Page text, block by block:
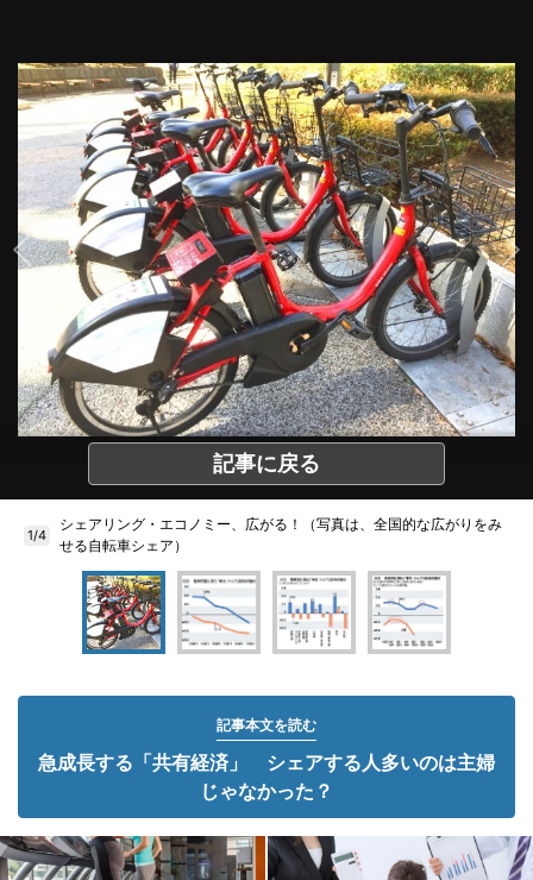
記事に戻る
1/4
シェアリング・エコノミー、広がる！（写真は、全国的な広がりをみ
せる自転車シェア）
記事本文を読む
急成長する「共有経済」 シェアする人多いのは主婦
じゃなかった？